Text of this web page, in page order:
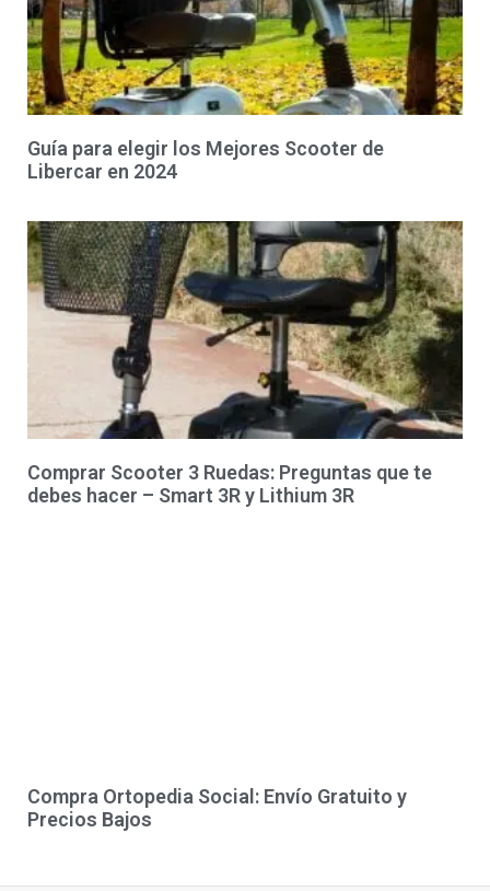
Guía para elegir los Mejores Scooter de
Libercar en 2024
Comprar Scooter 3 Ruedas: Preguntas que te
debes hacer – Smart 3R y Lithium 3R
Compra Ortopedia Social: Envío Gratuito y
Precios Bajos